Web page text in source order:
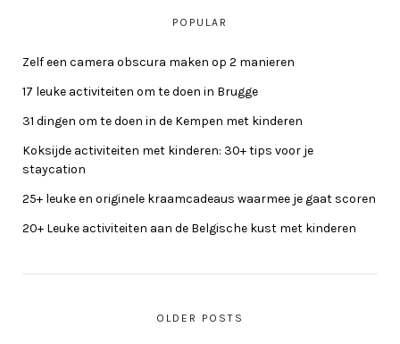
POPULAR
Zelf een camera obscura maken op 2 manieren
17 leuke activiteiten om te doen in Brugge
31 dingen om te doen in de Kempen met kinderen
Koksijde activiteiten met kinderen: 30+ tips voor je
staycation
25+ leuke en originele kraamcadeaus waarmee je gaat scoren
20+ Leuke activiteiten aan de Belgische kust met kinderen
OLDER POSTS